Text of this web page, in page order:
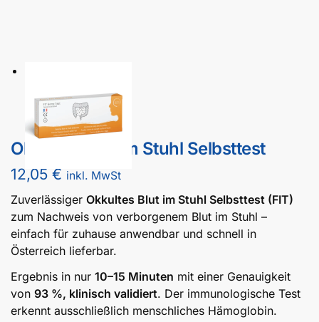
Okkultes Blut im Stuhl Selbsttest
12,05 € inkl. MwSt
Zuverlässiger Okkultes Blut im Stuhl Selbsttest (FIT)
zum Nachweis von verborgenem Blut im Stuhl –
einfach für zuhause anwendbar und schnell in
Österreich lieferbar.
Ergebnis in nur 10–15 Minuten mit einer Genauigkeit
von 93 %, klinisch validiert. Der immunologische Test
erkennt ausschließlich menschliches Hämoglobin.